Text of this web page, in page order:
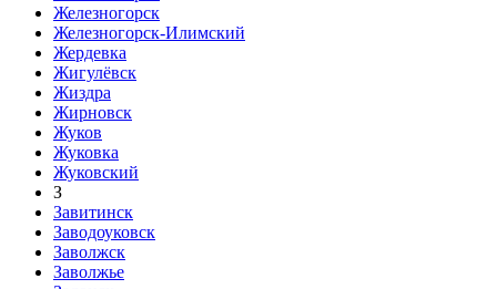
Железногорск
Железногорск-Илимский
Жердевка
Жигулёвск
Жиздра
Жирновск
Жуков
Жуковка
Жуковский
З
Завитинск
Заводоуковск
Заволжск
Заволжье